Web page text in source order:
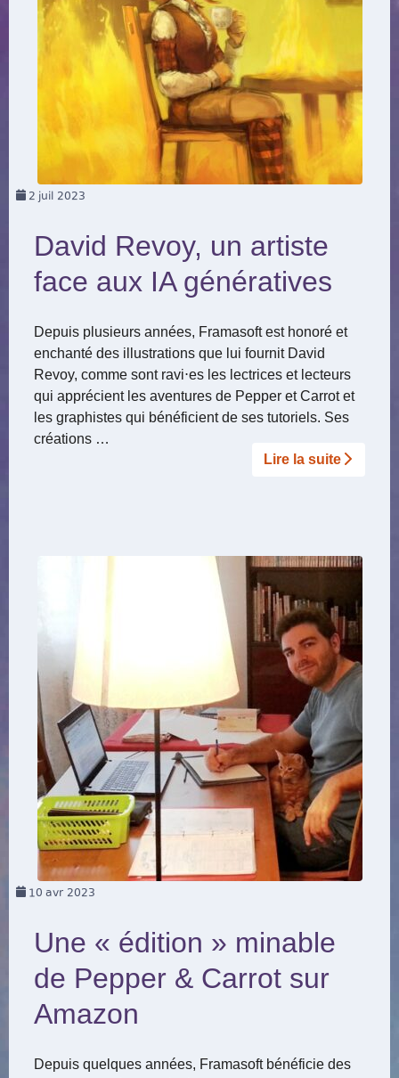
2 juil 2023
David Revoy, un artiste
face aux IA génératives
Depuis plusieurs années, Framasoft est honoré et
enchanté des illustrations que lui fournit David
Revoy, comme sont ravi⋅es les lectrices et lecteurs
qui apprécient les aventures de Pepper et Carrot et
les graphistes qui bénéficient de ses tutoriels. Ses
créations …
Lire la suite­­
10 avr 2023
Une « édition » minable
de Pepper & Carrot sur
Amazon
Depuis quelques années, Framasoft bénéficie des